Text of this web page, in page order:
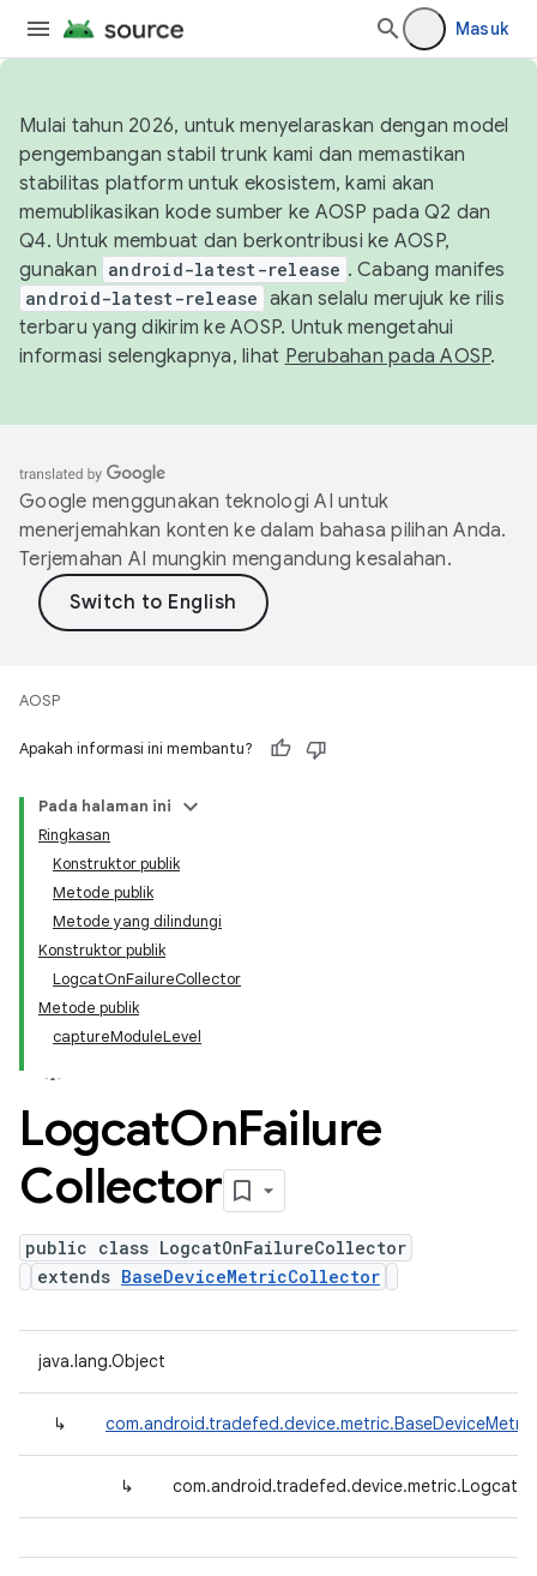
Masuk
Mulai tahun 2026, untuk menyelaraskan dengan model
pengembangan stabil trunk kami dan memastikan
stabilitas platform untuk ekosistem, kami akan
memublikasikan kode sumber ke AOSP pada Q2 dan
Q4. Untuk membuat dan berkontribusi ke AOSP,
gunakan android-latest-release . Cabang manifes
android-latest-release akan selalu merujuk ke rilis
terbaru yang dikirim ke AOSP. Untuk mengetahui
informasi selengkapnya, lihat Perubahan pada AOSP.
Google menggunakan teknologi AI untuk
menerjemahkan konten ke dalam bahasa pilihan Anda.
Terjemahan AI mungkin mengandung kesalahan.
AOSP
Apakah informasi ini membantu?
Pada halaman ini
Ringkasan
Konstruktor publik
Metode publik
Metode yang dilindungi
Konstruktor publik
LogcatOnFailureCollector
Metode publik
captureModuleLevel
LogcatOnFailure
Collector
public class LogcatOnFailureCollector
extends BaseDeviceMetricCollector
java.lang.Object
↳
↳